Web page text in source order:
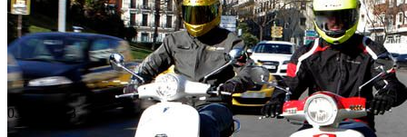
03 feb 2013